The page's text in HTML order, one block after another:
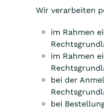
Wir verarbeiten
im Rahmen
im Rahmen
bei der
bei